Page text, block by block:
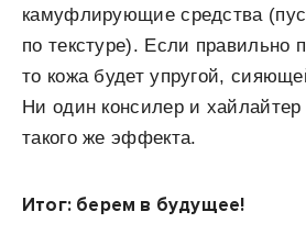
камуфлирующие средства
по текстуре). Если правильно
то кожа будет упругой,
Ни один консилер и хайлайтер
такого же эффекта.
Итог: берем в будущее!